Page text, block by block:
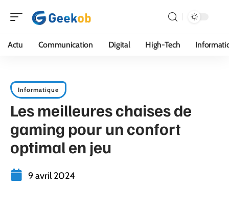
Actu Communication Digital High-Tech
Informatique
Les meilleures chaises de
gaming pour un confort
optimal en jeu
9 avril 2024